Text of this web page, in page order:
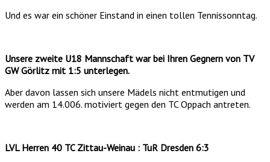
Und es war ein schöner Einstand in einen tollen Tennissonntag.
Unsere zweite U18 Mannschaft war bei Ihren Gegnern von TV
GW Görlitz mit 1:5 unterlegen.
Aber davon lassen sich unsere Mädels nicht entmutigen und
werden am 14.006. motiviert gegen den TC Oppach antreten.
LVL Herren 40 TC Zittau-Weinau : TuR Dresden 6:3